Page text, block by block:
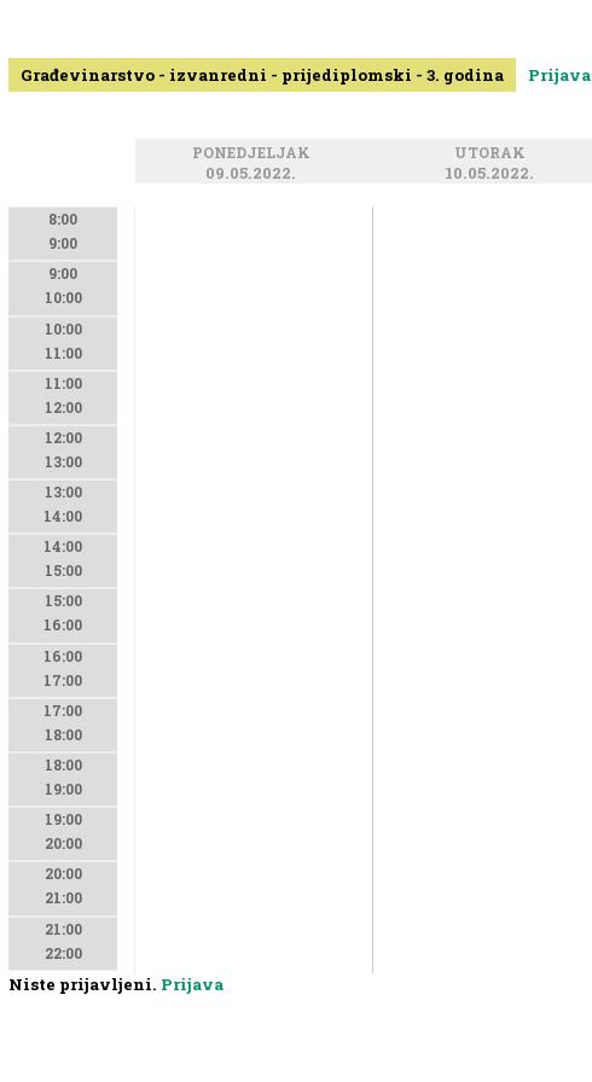
Građevinarstvo - izvanredni - prijediplomski - 3. godina Prijava
PONEDJELJAK
09.05.2022.
UTORAK
10.05.2022.
8:00
9:00
9:00
10:00
10:00
11:00
11:00
12:00
12:00
13:00
13:00
14:00
14:00
15:00
15:00
16:00
16:00
17:00
17:00
18:00
18:00
19:00
19:00
20:00
20:00
21:00
21:00
22:00
Niste prijavljeni. Prijava